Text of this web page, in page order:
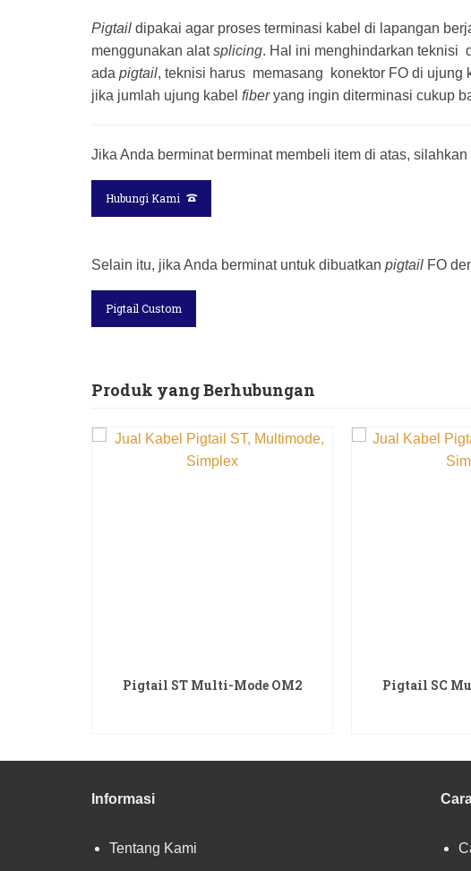
Pigtail dipakai agar proses terminasi kabel di lapangan
menggunakan alatsplicing. Hal ini menghindarkan teknisi
ada pigtail, teknisi harus memasang konektor FO di ujung
jika jumlah ujung kabel fiberyang ingin diterminasi cukup
Jika Anda berminat berminat membeli item di atas,
Hubungi Kami
Selain itu, jika Anda berminat untuk dibuatkan pigtail FO
Pigtail Custom
Produk yang Berhubungan
Pigtail ST Multi-Mode OM2 Pigtail SC
Informasi
Tentang Kami